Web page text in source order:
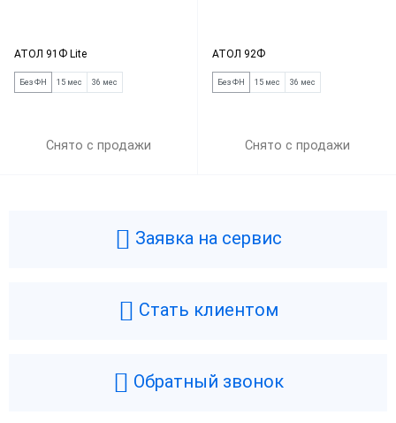
АТОЛ 91Ф Lite
Без ФН 15 мес 36 мес
Снято с продажи
АТОЛ 92Ф
Без ФН 15 мес 36 мес
Снято с продажи
Заявка на сервис
Стать клиентом
Обратный звонок